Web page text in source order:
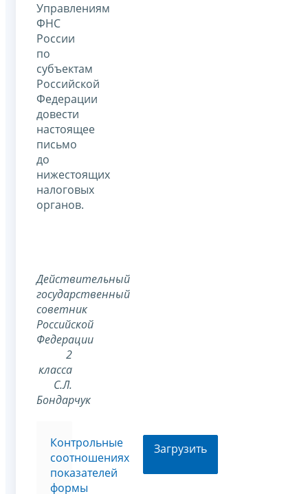
Управлениям
ФНС
России
по
субъектам
Российской
Федерации
довести
настоящее
письмо
до
нижестоящих
налоговых
органов.
Действительный
государственный
советник
Российской
Федерации
2
класса
С.Л.
Бондарчук
Контрольные
соотношениях
показателей
формы
Загрузить